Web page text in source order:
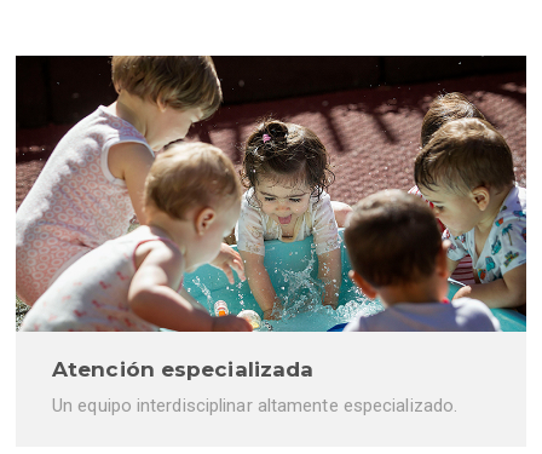
Atención especializada
Un equipo interdisciplinar altamente especializado.